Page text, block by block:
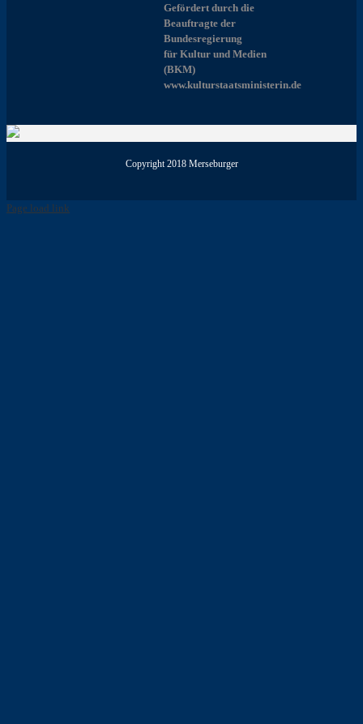
Gefördert durch die
Beauftragte der
Bundesregierung
für Kultur und Medien
(BKM)
www.kulturstaatsministerin.de
Copyright 2018 Merseburger
Page load link